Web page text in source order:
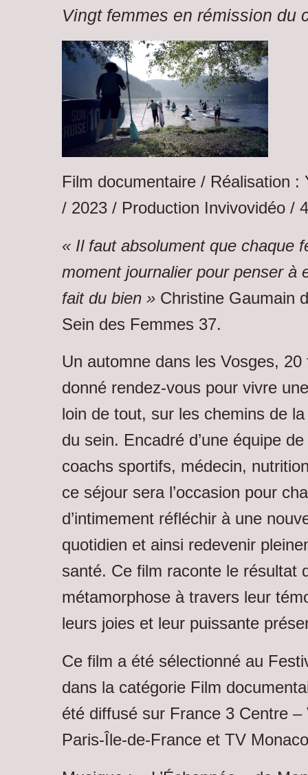
Vingt femmes en rémission du
Film documentaire / Réalisation :
/ 2023 / Production Invivovidéo /
« Il faut absolument que chaque
moment journalier pour penser à
fait du bien » Christine Gaumain
Sein des Femmes 37.
Un automne dans les Vosges,
donné rendez-vous pour vivre
loin de tout, sur les chemins de
du sein. Encadré d’une équipe
coachs sportifs, médecin,
ce séjour sera l’occasion pour
d’intimement réfléchir à une
quotidien et ainsi redevenir
santé. Ce film raconte le résultat
métamorphose à travers leur
leurs joies et leur puissante
Ce film a été sélectionné au
dans la catégorie Film
été diffusé sur France 3 Centre
Paris-Île-de-France et TV